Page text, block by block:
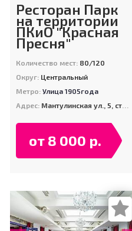
Ресторан Парк
на территории
ПКиО "Красная
Пресня"
Количество мест: 80/120
Округ: Центральный
Метро:Улица 1905года
Адрес: Мантулинская ул., 5, стр. 8, Москва (на территории ПКиО "Красная Пресня")
от 8 000 р.